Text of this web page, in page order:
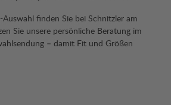
finden Sie bei Schnitzler am
Sie unsere persönliche Beratung im
– damit Fit und Größen